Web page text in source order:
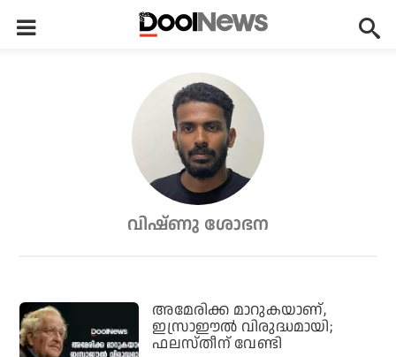
വിഷ്ണു ശോഭന
അമേരിക്ക മാറുകയാണ്,
ഇസ്രാഈല്‍ വിരുദ്ധമായി;
ഫലസ്തീന് വേണ്ടി